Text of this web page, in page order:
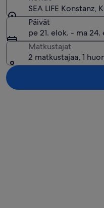
SEA LIFE
Päivät
pe 21. elok. - ma 24.
Matkustajat
2 matkustajaa, 1